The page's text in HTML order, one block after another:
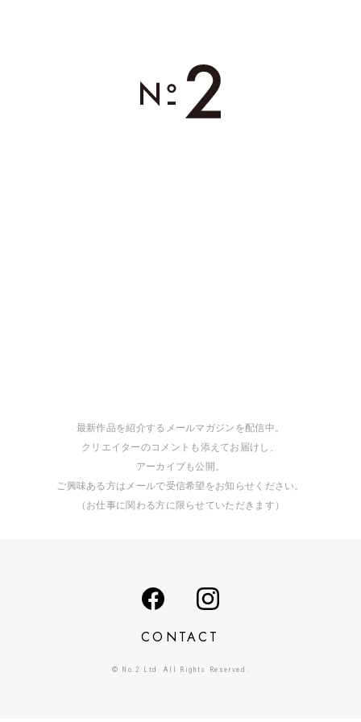
最新作品を紹介するメールマガジンを配信中。
クリエイターのコメントも添えてお届けし、
アーカイブも公開。
ご興味ある方はメールで受信希望をお知らせください。
（お仕事に関わる方に限らせていただきます）
CONTACT
© No.2 Ltd. All Rights Reserved.